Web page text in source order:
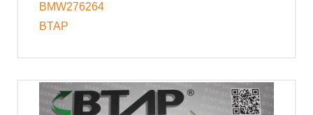
BMW276264
BTAP